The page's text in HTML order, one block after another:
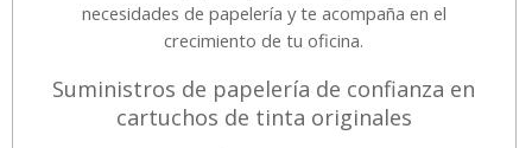
necesidades de papelería y te acompaña en el
crecimiento de tu oficina.
Suministros de papelería de confianza en
cartuchos de tinta originales